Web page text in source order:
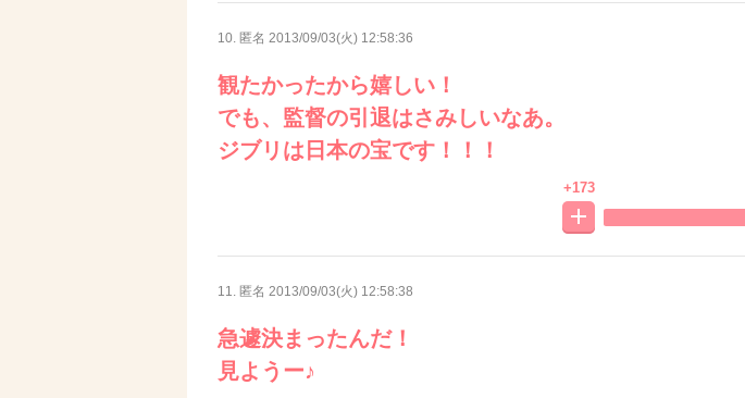
10. 匿名 2013/09/03(火) 12:58:36
観たかったから嬉しい！
でも、監督の引退はさみしいなあ。
ジブリは日本の宝です！！！
+173
11. 匿名 2013/09/03(火) 12:58:38
急遽決まったんだ！
見ようー♪